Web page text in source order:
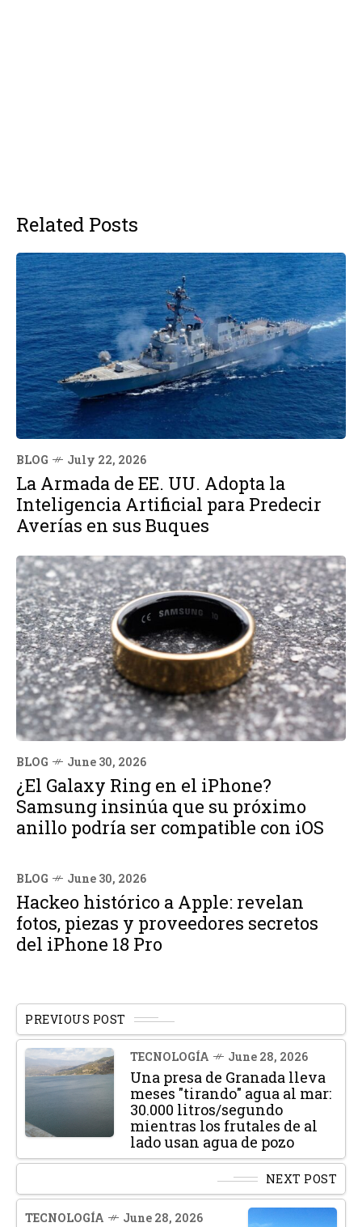
Related Posts
BLOG July 22, 2026
La Armada de EE. UU. Adopta la
Inteligencia Artificial para Predecir
Averías en sus Buques
BLOG June 30, 2026
¿El Galaxy Ring en el iPhone?
Samsung insinúa que su próximo
anillo podría ser compatible con iOS
BLOG June 30, 2026
Hackeo histórico a Apple: revelan
fotos, piezas y proveedores secretos
del iPhone 18 Pro
PREVIOUS POST
TECNOLOGÍA June 28, 2026
Una presa de Granada lleva
meses "tirando" agua al mar:
30.000 litros/segundo
mientras los frutales de al
lado usan agua de pozo
NEXT POST
TECNOLOGÍA June 28, 2026